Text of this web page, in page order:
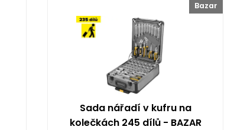
Bazar
Sada nářadí v kufru na
kolečkách 245 dílů - BAZAR